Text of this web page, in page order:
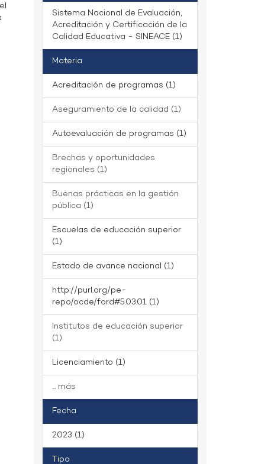
Sistema Nacional de Evaluación,
Acreditación y Certificación de la
Calidad Educativa - SINEACE (1)
Materia
Acreditación de programas (1)
Aseguramiento de la calidad (1)
Autoevaluación de programas (1)
Brechas y oportunidades
regionales (1)
Buenas prácticas en la gestión
pública (1)
Escuelas de educación superior
(1)
Estado de avance nacional (1)
http://purl.org/pe-
repo/ocde/ford#5.03.01 (1)
Institutos de educación superior
(1)
Licenciamiento (1)
... más
Fecha
2023 (1)
Tipo